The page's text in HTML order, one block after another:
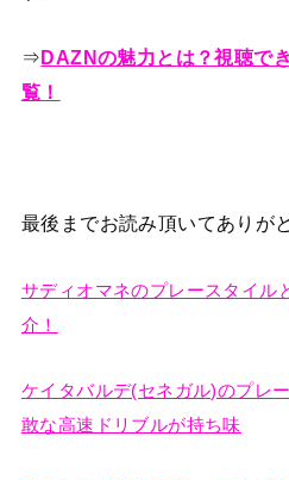
⇒ DAZNの魅力とは？視聴で
覧！
最後までお読み頂いてありが
サディオマネのプレースタイル
介！
ケイタバルデ(セネガル)のプレ
敢な高速ドリブルが持ち味